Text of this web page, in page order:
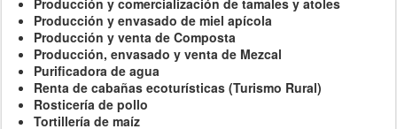
Producción y comercialización de tamales y atoles
Producción y envasado de miel apícola
Producción y venta de Composta
Producción, envasado y venta de Mezcal
Purificadora de agua
Renta de cabañas ecoturísticas (Turismo Rural)
Rosticería de pollo
Tortillería de maíz